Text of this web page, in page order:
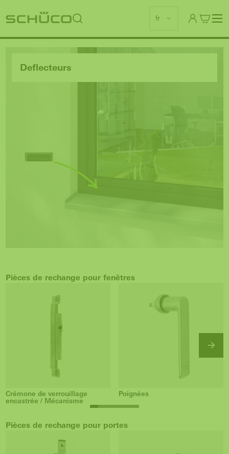
fr
Deflecteurs
Pièces de rechange pour fenêtres
Crémone de verrouillage
encastrée / Mécanisme
Poignées
Pièces de rechange pour portes